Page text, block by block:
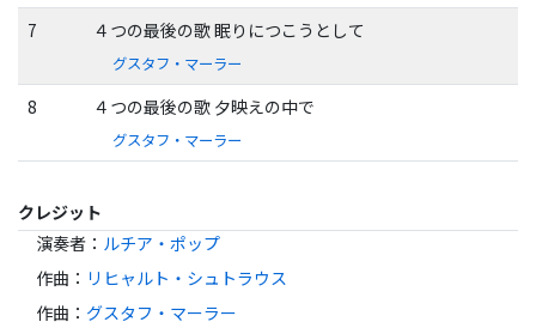
7 ４つの最後の歌 眠りにつこうとして
グスタフ・マーラー
8 ４つの最後の歌 夕映えの中で
グスタフ・マーラー
クレジット
演奏者 ： ルチア・ポップ
作曲 ： リヒャルト・シュトラウス
作曲 ： グスタフ・マーラー